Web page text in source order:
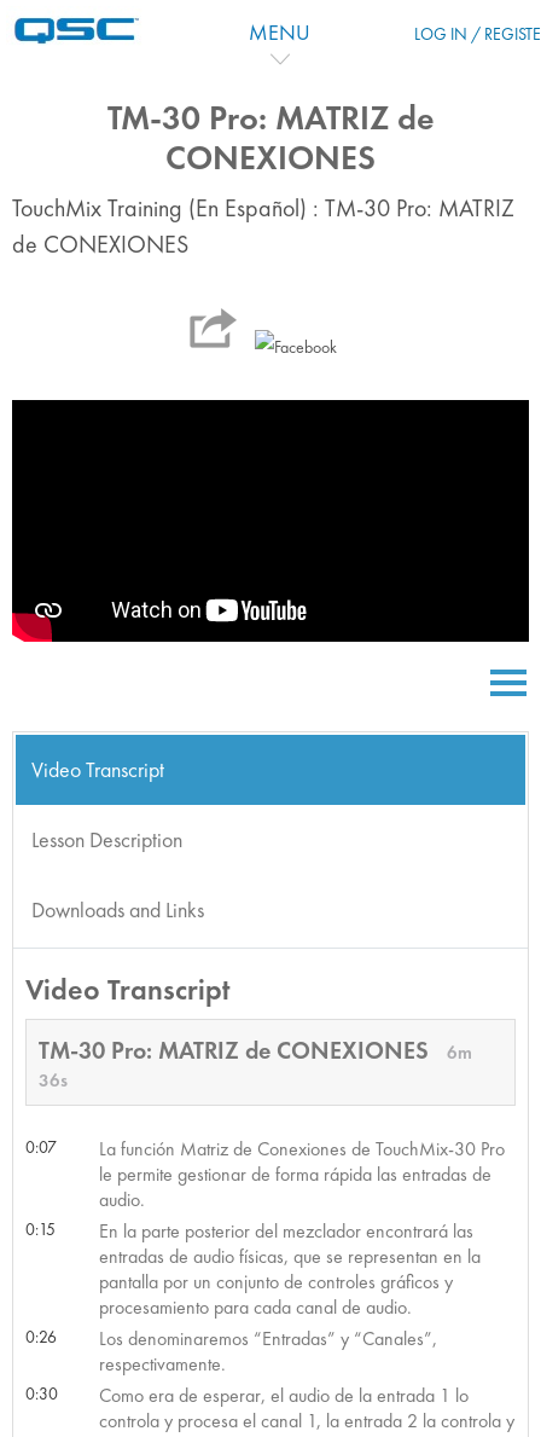
MENU LOG IN /
TM-30 Pro: MATRIZ de
CONEXIONES
TouchMix Training (En Español) : TM-30 Pro: MATRIZ
de CONEXIONES
Video Transcript
Lesson Description
Downloads and Links
Video Transcript
TM-30 Pro: MATRIZ de CONEXIONES
6m
36s
0:07
La función Matriz de Conexiones de TouchMix-30 Pro
le permite gestionar de forma rápida las entradas de
audio.
0:15
En la parte posterior del mezclador encontrará las
entradas de audio físicas, que se representan en la
pantalla por un conjunto de controles gráficos y
procesamiento para cada canal de audio.
0:26
Los denominaremos “Entradas” y “Canales”,
respectivamente.
0:30
Como era de esperar, el audio de la entrada 1 lo
controla y procesa el canal 1, la entrada 2 la controla y